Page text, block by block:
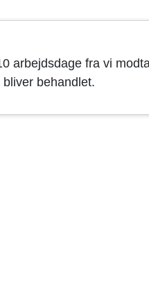
arbejdsdage fra vi
behandlet.